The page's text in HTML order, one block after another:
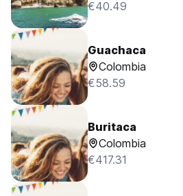
€40.49
Guachaca
Colombia
€58.59
Buritaca
Colombia
€417.31